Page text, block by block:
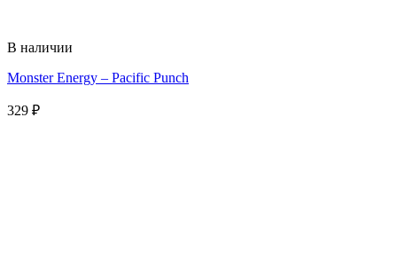
В наличии
Monster Energy – Pacific Punch
329 ₽